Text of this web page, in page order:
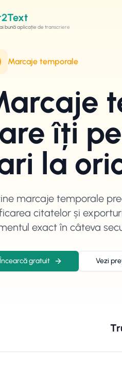
bună aplicație de transcriere
Marcaje temporale
îți
la
marcaje temporale
citatelor și
exact în câteva
Încearcă gratuit Vezi